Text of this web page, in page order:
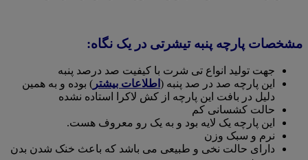
مشخصات پارچه پنبه تیشرتی در یک نگاه:
جهت تولید انواع تی شرت با کیفیت صد درصد پنبه
این پارچه صد در صد پنبه ( اطلاعات بیشتر ) بوده و به همین
دلیل در بافت این پارچه از کش لاکرا استاده نشده
حالت کشسانی کم
این پارچه یک لایه بود و به یک رو معروف هست.
نرم و سبک وزن
دارای حالت نخی و طبیعی می باشد که باعث خنک شدن بدن